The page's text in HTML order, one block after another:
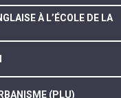
À L’ÉCOLE DE LA
(PLU)